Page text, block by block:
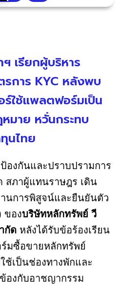
เรียกผู้บริหาร
การ KYC หลังพบ
ร์ใช้แพลตฟอร์มเป็น
มาย หวั่นกระทบ
นไทย
องกันและปราบปรามการ
สภาผู้แทนราษฎร เดิน
นการพิสูจน์และยืนยันตัว
ของบริษัทหลักทรัพย์ วี
กัด หลังได้รับข้อร้องเรียน
มซื้อขายหลักทรัพย์
ช้เป็นช่องทางพักและ
ข้องกับอาชญากรรม